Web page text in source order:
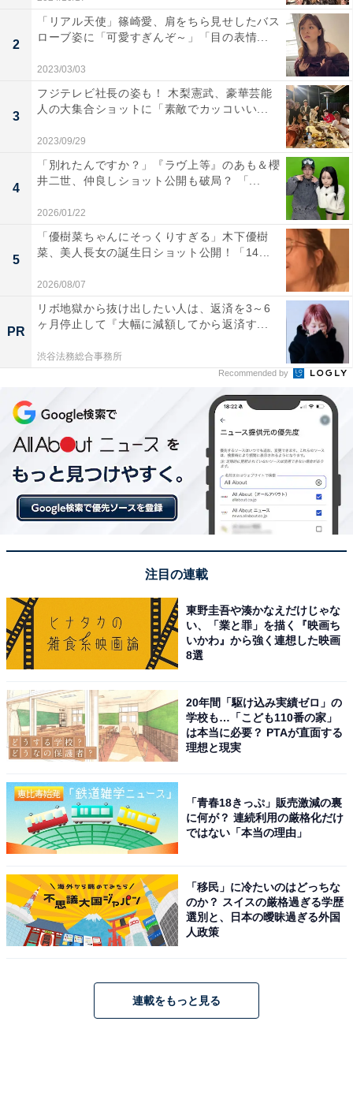
2
「リアル天使」篠崎愛、肩をちら見せしたバス
ローブ姿に「可愛すぎんぞ～」「目の表情...
2023/03/03
3
フジテレビ社長の姿も！ 木梨憲武、豪華芸能
人の大集合ショットに「素敵でカッコいい...
2023/09/29
4
「別れたんですか？」『ラヴ上等』のあも＆櫻
井二世、仲良しショット公開も破局？ 「...
2026/01/22
5
「優樹菜ちゃんにそっくりすぎる」木下優樹
菜、美人長女の誕生日ショット公開！「14...
2026/08/07
PR
リボ地獄から抜け出したい人は、返済を3～6
ヶ月停止して『大幅に減額してから返済す...
渋谷法務総合事務所
Recommended by
注目の連載
東野圭吾や湊かなえだけじゃな
い、「業と罪」を描く『映画ち
いかわ』から強く連想した映画
8選
20年間「駆け込み実績ゼロ」の
学校も…「こども110番の家」
は本当に必要？ PTAが直面する
理想と現実
「青春18きっぷ」販売激減の裏
に何が？ 連続利用の厳格化だけ
ではない「本当の理由」
「移民」に冷たいのはどっちな
のか？ スイスの厳格過ぎる学歴
選別と、日本の曖昧過ぎる外国
人政策
連載をもっと見る